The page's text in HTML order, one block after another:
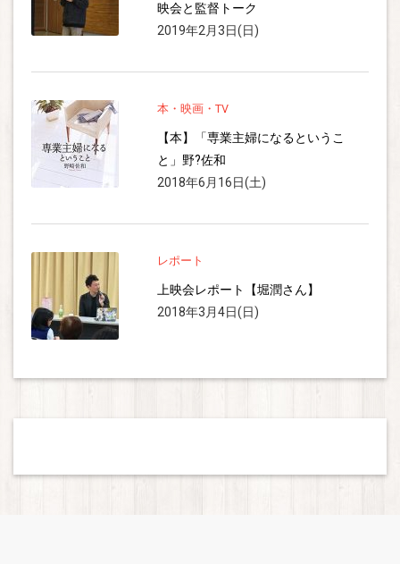
映会と監督トーク
2019年2月3日(日)
本・映画・TV
【本】「専業主婦になるというこ
と」野?佐和
2018年6月16日(土)
レポート
上映会レポート【堀潤さん】
2018年3月4日(日)